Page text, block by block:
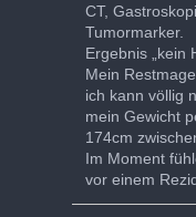
CT,
Tumormarker.
Ergebnis „kein
Mein
ich kann völlig
mein Gewicht
174cm
Im Moment
vor einem